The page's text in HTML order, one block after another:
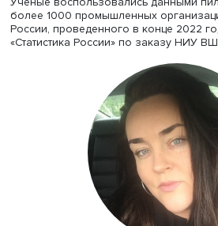
Заместитель директора ЦКИ
Инна Лолаи ведущие аналитики
Антон Мануковизучили
оборудования у крупных и
обрабатывающей
полезных ископаемых, а также
Ученые воспользовались
более 1000 промышленных
России, проведенного в конце
«Статистика России» по заказу